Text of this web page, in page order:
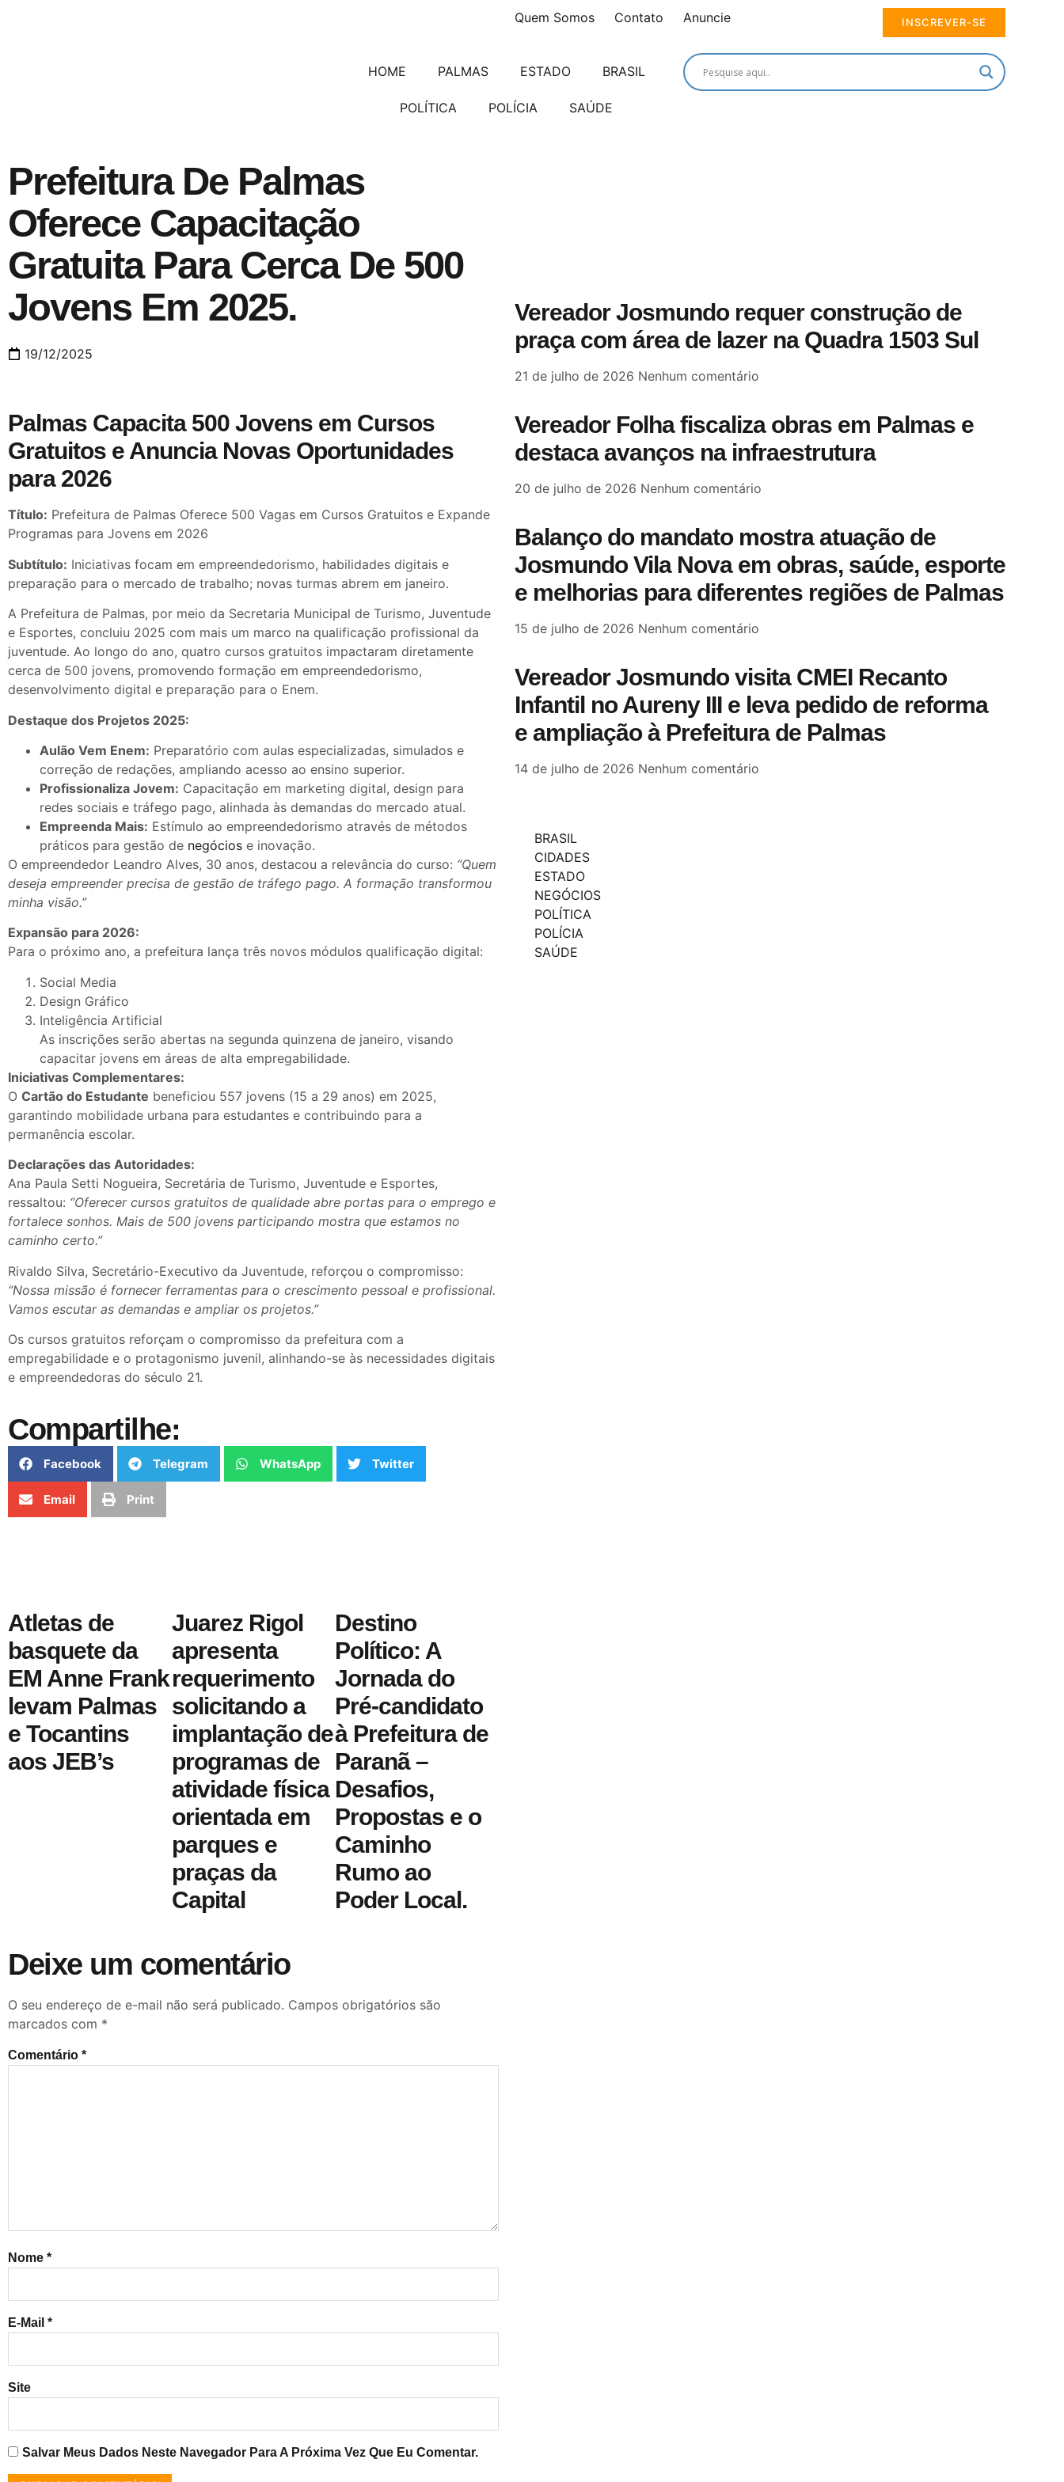
Quem Somos Contato Anuncie INSCREVER-SE
HOME PALMAS ESTADO BRASIL
POLÍTICA POLÍCIA SAÚDE
Prefeitura De Palmas
Oferece Capacitação
Gratuita Para Cerca De 500
Jovens Em 2025.
19/12/2025
Palmas Capacita 500 Jovens em Cursos
Gratuitos e Anuncia Novas Oportunidades
para 2026
Título: Prefeitura de Palmas Oferece 500 Vagas em Cursos Gratuitos e Expande
Programas para Jovens em 2026
Subtítulo: Iniciativas focam em empreendedorismo, habilidades digitais e
preparação para o mercado de trabalho; novas turmas abrem em janeiro.
A Prefeitura de Palmas, por meio da Secretaria Municipal de Turismo, Juventude
e Esportes, concluiu 2025 com mais um marco na qualificação profissional da
juventude. Ao longo do ano, quatro cursos gratuitos impactaram diretamente
cerca de 500 jovens, promovendo formação em empreendedorismo,
desenvolvimento digital e preparação para o Enem.
Destaque dos Projetos 2025:
Aulão Vem Enem: Preparatório com aulas especializadas, simulados e
correção de redações, ampliando acesso ao ensino superior.
Profissionaliza Jovem: Capacitação em marketing digital, design para
redes sociais e tráfego pago, alinhada às demandas do mercado atual.
Empreenda Mais: Estímulo ao empreendedorismo através de métodos
práticos para gestão de negócios e inovação.
O empreendedor Leandro Alves, 30 anos, destacou a relevância do curso: “Quem
deseja empreender precisa de gestão de tráfego pago. A formação transformou
minha visão.”
Expansão para 2026:
Para o próximo ano, a prefeitura lança três novos módulos qualificação digital:
Social Media
Design Gráfico
Inteligência Artificial
As inscrições serão abertas na segunda quinzena de janeiro, visando
capacitar jovens em áreas de alta empregabilidade.
Iniciativas Complementares:
O Cartão do Estudante beneficiou 557 jovens (15 a 29 anos) em 2025,
garantindo mobilidade urbana para estudantes e contribuindo para a
permanência escolar.
Declarações das Autoridades:
Ana Paula Setti Nogueira, Secretária de Turismo, Juventude e Esportes,
ressaltou: “Oferecer cursos gratuitos de qualidade abre portas para o emprego e
fortalece sonhos. Mais de 500 jovens participando mostra que estamos no
caminho certo.”
Rivaldo Silva, Secretário-Executivo da Juventude, reforçou o compromisso:
“Nossa missão é fornecer ferramentas para o crescimento pessoal e profissional.
Vamos escutar as demandas e ampliar os projetos.”
Os cursos gratuitos reforçam o compromisso da prefeitura com a
empregabilidade e o protagonismo juvenil, alinhando-se às necessidades digitais
e empreendedoras do século 21.
Compartilhe:
Facebook Telegram WhatsApp Twitter
Email Print
Atletas de
basquete da
EM Anne Frank
levam Palmas
e Tocantins
aos JEB’s
Juarez Rigol
apresenta
requerimento
solicitando a
implantação de
programas de
atividade física
orientada em
parques e
praças da
Capital
Destino
Político: A
Jornada do
Pré-candidato
à Prefeitura de
Paranã –
Desafios,
Propostas e o
Caminho
Rumo ao
Poder Local.
Deixe um comentário
O seu endereço de e-mail não será publicado. Campos obrigatórios são
marcados com *
Comentário *
Nome *
E-Mail *
Site
Salvar Meus Dados Neste Navegador Para A Próxima Vez Que Eu Comentar.
Vereador Josmundo requer construção de
praça com área de lazer na Quadra 1503 Sul
21 de julho de 2026 Nenhum comentário
Vereador Folha fiscaliza obras em Palmas e
destaca avanços na infraestrutura
20 de julho de 2026 Nenhum comentário
Balanço do mandato mostra atuação de
Josmundo Vila Nova em obras, saúde, esporte
e melhorias para diferentes regiões de Palmas
15 de julho de 2026 Nenhum comentário
Vereador Josmundo visita CMEI Recanto
Infantil no Aureny III e leva pedido de reforma
e ampliação à Prefeitura de Palmas
14 de julho de 2026 Nenhum comentário
BRASIL
CIDADES
ESTADO
NEGÓCIOS
POLÍTICA
POLÍCIA
SAÚDE